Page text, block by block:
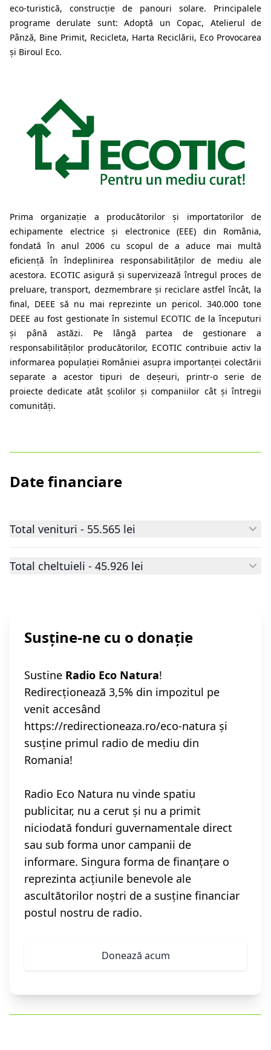
eco-turistică, construcție de panouri solare. Principalele
programe derulate sunt: Adoptă un Copac, Atelierul de
Pânză, Bine Primit, Recicleta, Harta Reciclării, Eco Provocarea
și Biroul Eco.
Prima organizație a producătorilor și importatorilor de
echipamente electrice și electronice (EEE) din România,
fondată în anul 2006 cu scopul de a aduce mai multă
eficiență în îndeplinirea responsabilităților de mediu ale
acestora. ECOTIC asigură și supervizează întregul proces de
preluare, transport, dezmembrare și reciclare astfel încât, la
final, DEEE să nu mai reprezinte un pericol. 340.000 tone
DEEE au fost gestionate în sistemul ECOTIC de la începuturi
și până astăzi. Pe lângă partea de gestionare a
responsabilităților producătorilor, ECOTIC contribuie activ la
informarea populației României asupra importanței colectării
separate a acestor tipuri de deșeuri, printr-o serie de
proiecte dedicate atât școlilor și companiilor cât și întregii
comunități.
Date financiare
Total venituri - 55.565 lei
Total cheltuieli - 45.926 lei
Susține-ne cu o donație
Sustine Radio Eco Natura!
Redirecționează 3,5% din impozitul pe
venit accesând
https://redirectioneaza.ro/eco-natura și
susține primul radio de mediu din
Romania!
Radio Eco Natura nu vinde spatiu
publicitar, nu a cerut și nu a primit
niciodată fonduri guvernamentale direct
sau sub forma unor campanii de
informare. Singura forma de finanțare o
reprezinta acțiunile benevole ale
ascultătorilor noștri de a susține financiar
postul nostru de radio.
Donează acum